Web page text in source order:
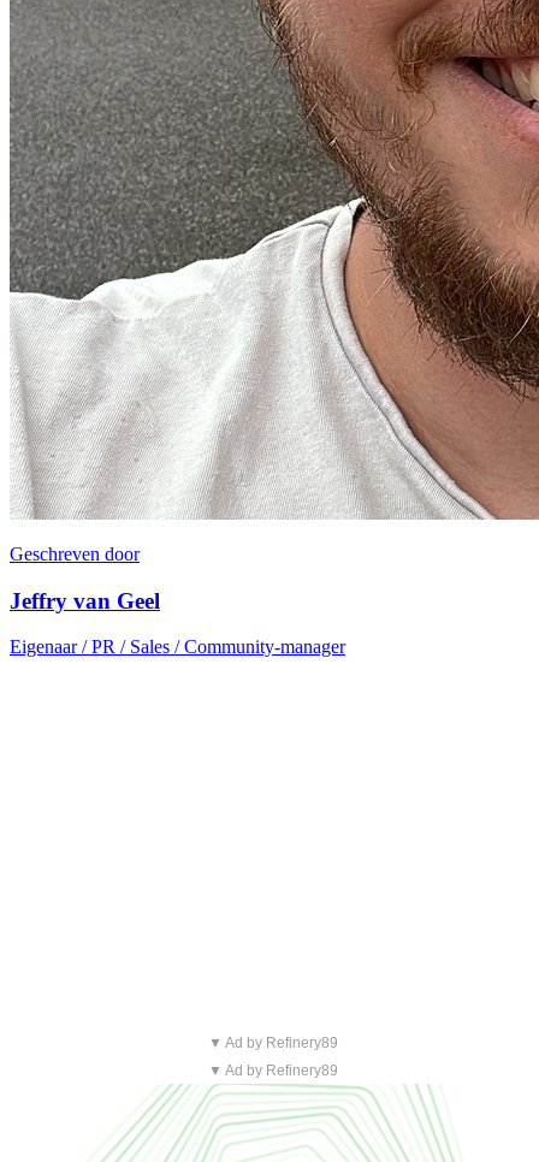
Geschreven door
Jeffry van Geel
Eigenaar / PR / Sales / Community-manager
▼ Ad by Refinery89
▼ Ad by Refinery89